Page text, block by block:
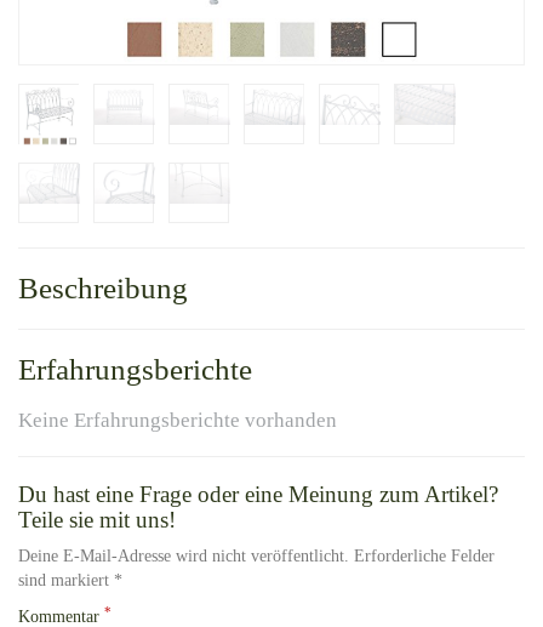
Beschreibung
Erfahrungsberichte
Keine Erfahrungsberichte vorhanden
Du hast eine Frage oder eine Meinung zum Artikel?
Teile sie mit uns!
Deine E-Mail-Adresse wird nicht veröffentlicht. Erforderliche Felder
sind markiert *
Kommentar *